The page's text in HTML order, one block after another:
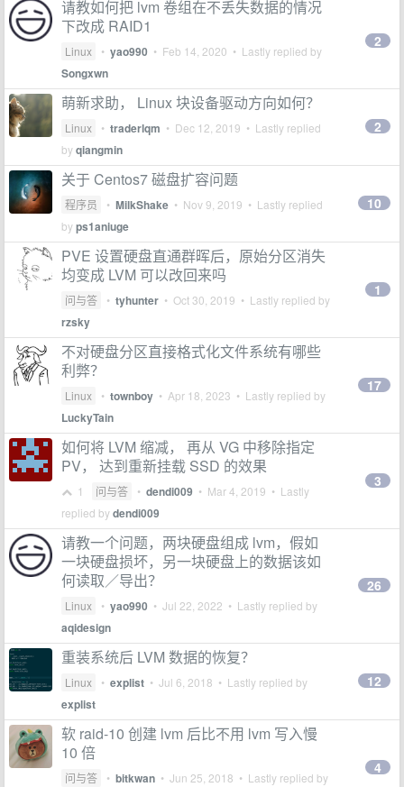
请教如何把 lvm 卷组在不丢失数据的情况
下改成 RAID1
Linux • yao990 • Feb 14, 2020 • Lastly replied by
Songxwn
2
萌新求助， Linux 块设备驱动方向如何？
Linux • traderlqm • Dec 12, 2019 • Lastly replied
byqiangmin
2
关于 Centos7 磁盘扩容问题
程序员 • MilkShake • Nov 9, 2019 • Lastly replied
byps1aniuge
10
PVE 设置硬盘直通群晖后，原始分区消失
均变成 LVM 可以改回来吗
问与答 • tyhunter • Oct 30, 2019 • Lastly replied by
rzsky
1
不对硬盘分区直接格式化文件系统有哪些
利弊？
Linux • townboy • Apr 18, 2023 • Lastly replied by
LuckyTain
17
如何将 LVM 缩减， 再从 VG 中移除指定
PV， 达到重新挂载 SSD 的效果
1 问与答 • dendi009 • Mar 4, 2019 • Lastly
replied bydendi009
3
请教一个问题，两块硬盘组成 lvm，假如
一块硬盘损坏，另一块硬盘上的数据该如
何读取／导出？
Linux • yao990 • Jul 22, 2022 • Lastly replied by
aqidesign
26
重装系统后 LVM 数据的恢复？
Linux • explist • Jul 6, 2018 • Lastly replied by
explist
12
软 raid-10 创建 lvm 后比不用 lvm 写入慢
10 倍
问与答 • bitkwan • Jun 25, 2018 • Lastly replied by
4